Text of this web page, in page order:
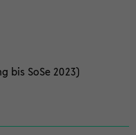
bis SoSe 2023)